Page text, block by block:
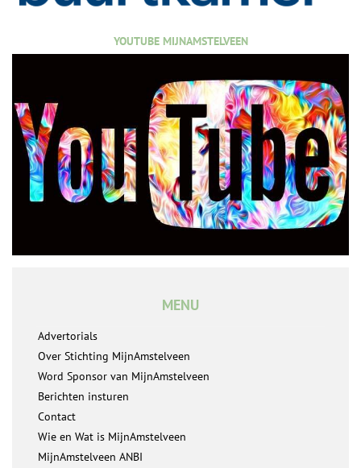
YOUTUBE MIJNAMSTELVEEN
MENU
Advertorials
Over Stichting MijnAmstelveen
Word Sponsor van MijnAmstelveen
Berichten insturen
Contact
Wie en Wat is MijnAmstelveen
MijnAmstelveen ANBI